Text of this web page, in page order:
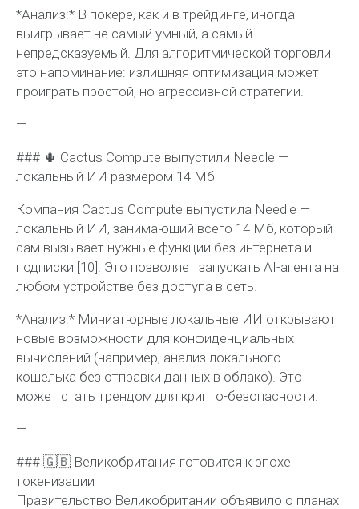
*Анализ:* В покере, как и в трейдинге, иногда
выигрывает не самый умный, а самый
непредсказуемый. Для алгоритмической торговли
это напоминание: излишняя оптимизация может
проиграть простой, но агрессивной стратегии.
—
### 🌵 Cactus Compute выпустили Needle —
локальный ИИ размером 14 Мб
Компания Cactus Compute выпустила Needle —
локальный ИИ, занимающий всего 14 Мб, который
сам вызывает нужные функции без интернета и
подписки [10]. Это позволяет запускать AI-агента на
любом устройстве без доступа в сеть.
*Анализ:* Миниатюрные локальные ИИ открывают
новые возможности для конфиденциальных
вычислений (например, анализ локального
кошелька без отправки данных в облако). Это
может стать трендом для крипто-безопасности.
—
### 🇬🇧 Великобритания готовится к эпохе
токенизации
Правительство Великобритании объявило о планах